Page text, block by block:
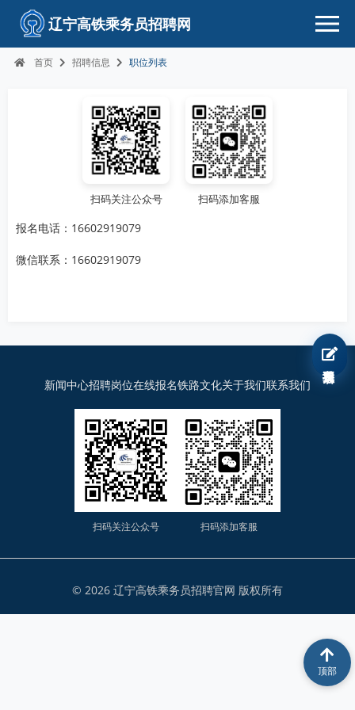
辽宁高铁乘务员招聘网
首页 招聘信息 职位列表
扫码关注公众号 扫码添加客服
报名电话：16602919079
微信联系：16602919079
新闻中心招聘岗位在线报名铁路文化关于我们联系我们
扫码关注公众号 扫码添加客服
© 2026 辽宁高铁乘务员招聘官网 版权所有
顶部
我要报名